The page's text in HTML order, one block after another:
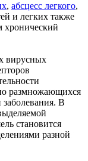
, абсцесс легкого,
и легких также
вирусных
размножающихся
В
становится
разной